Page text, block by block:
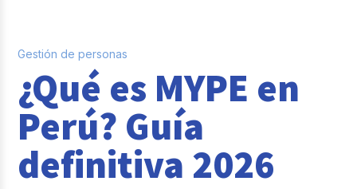
Sistema pagos y planillas
Entrevistas
Buk
Reclutamiento y selección de personal
Gestión de personas
¿Qué es MYPE en
Perú? Guía
definitiva 2026